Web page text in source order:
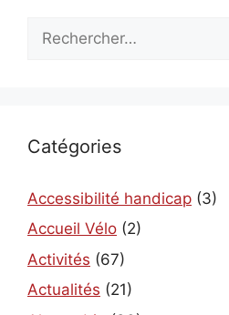
Catégories
Accessibilité handicap (3)
Accueil Vélo (2)
Activités (67)
Actualités (21)